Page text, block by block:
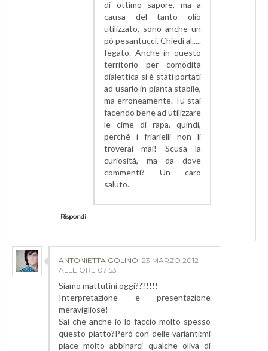
di ottimo sapore, ma a
causa del tanto olio
utilizzato, sono anche un
pò pesantucci. Chiedi al.....
fegato. Anche in questo
territorio per comodità
dialettica si è stati portati
ad usarlo in pianta stabile,
ma erroneamente. Tu stai
facendo bene ad utilizzare
le cime di rapa, quindi,
perchè i friarielli non li
troverai mai! Scusa la
curiosità, ma da dove
commenti? Un caro
saluto.
Rispondi
ANTONIETTA GOLINO 23 MARZO 2012
ALLE ORE 07:53
Siamo mattutini oggi???!!!!
Interpretazione e presentazione
meravigliose!
Sai che anche io lo faccio molto spesso
questo piatto?Però con delle varianti:mi
piace molto abbinarci qualche oliva di